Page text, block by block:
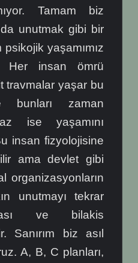
Tamam biz
unutmak gibi bir
yaşamımız
Her insan ömrü
travmalar yaşar bu
bunları zaman
ise yaşamını
insan fizyolojisine
ama devlet gibi
organizasyonların
unutmayı tekrar
ve bilakis
Sanırım biz asıl
A, B, C planları,